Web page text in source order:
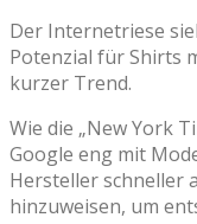
Der Internetriese
Potenzial für Shirts
kurzer Trend.
Wie die „New York
Google eng mit
Hersteller schneller
hinzuweisen, um